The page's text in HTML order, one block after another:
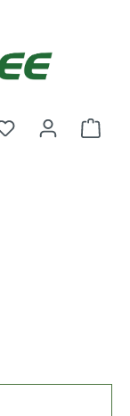
Du hast 0